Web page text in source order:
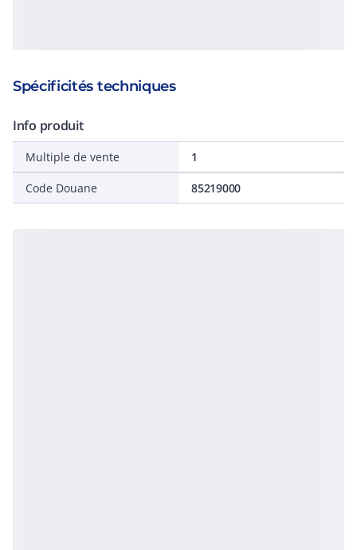
Spécificités techniques
Info produit
Multiple de vente 1
Code Douane 85219000